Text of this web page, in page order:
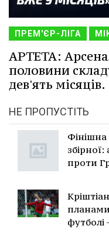
ПРЕМ'ЄР-ЛІГА
АРТЕТА:
половини
дев'ять місяців.
НЕ ПРОПУСТІТЬ
Фінішна
збірної:
проти
футболі